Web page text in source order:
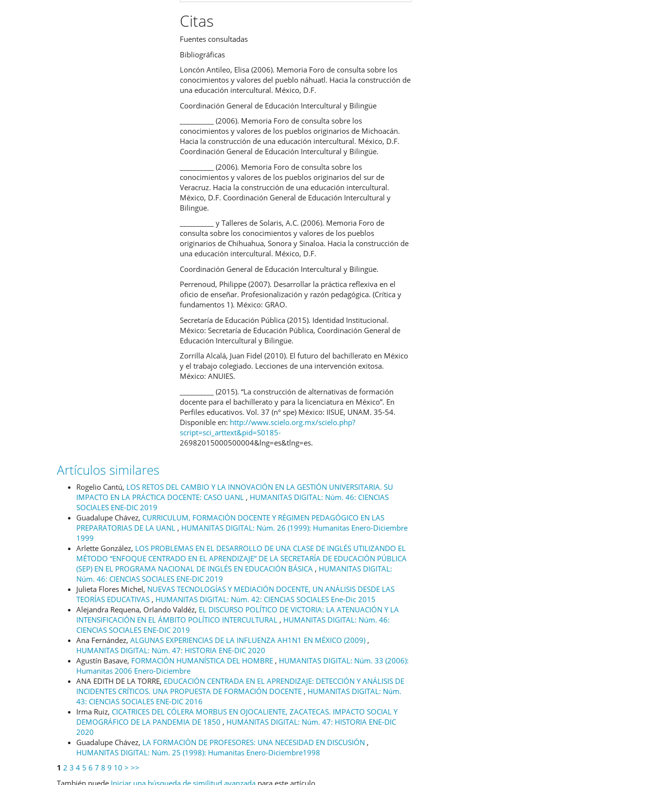
Citas
Fuentes consultadas
Bibliográficas
Loncón Antileo, Elisa (2006). Memoria Foro de consulta sobre los
conocimientos y valores del pueblo náhuatl. Hacia la construcción de
una educación intercultural. México, D.F.
Coordinación General de Educación Intercultural y Bilingüe
__________ (2006). Memoria Foro de consulta sobre los
conocimientos y valores de los pueblos originarios de Michoacán.
Hacia la construcción de una educación intercultural. México, D.F.
Coordinación General de Educación Intercultural y Bilingüe.
__________ (2006). Memoria Foro de consulta sobre los
conocimientos y valores de los pueblos originarios del sur de
Veracruz. Hacia la construcción de una educación intercultural.
México, D.F. Coordinación General de Educación Intercultural y
Bilingüe.
__________ y Talleres de Solaris, A.C. (2006). Memoria Foro de
consulta sobre los conocimientos y valores de los pueblos
originarios de Chihuahua, Sonora y Sinaloa. Hacia la construcción de
una educación intercultural. México, D.F.
Coordinación General de Educación Intercultural y Bilingüe.
Perrenoud, Philippe (2007). Desarrollar la práctica reflexiva en el
oficio de enseñar. Profesionalización y razón pedagógica. (Crítica y
fundamentos 1). México: GRAO.
Secretaría de Educación Pública (2015). Identidad Institucional.
México: Secretaría de Educación Pública, Coordinación General de
Educación Intercultural y Bilingüe.
Zorrilla Alcalá, Juan Fidel (2010). El futuro del bachillerato en México
y el trabajo colegiado. Lecciones de una intervención exitosa.
México: ANUIES.
__________ (2015). “La construcción de alternativas de formación
docente para el bachillerato y para la licenciatura en México”. En
Perfiles educativos. Vol. 37 (n° spe) México: IISUE, UNAM. 35-54.
Disponible en: http://www.scielo.org.mx/scielo.php?
script=sci_arttext&pid=S0185-
26982015000500004&lng=es&tlng=es.
Artículos similares
Rogelio Cantú, LOS RETOS DEL CAMBIO Y LA INNOVACIÓN EN LA GESTIÓN UNIVERSITARIA. SU
IMPACTO EN LA PRÁCTICA DOCENTE: CASO UANL , HUMANITAS DIGITAL: Núm. 46: CIENCIAS
SOCIALES ENE-DIC 2019
Guadalupe Chávez, CURRICULUM, FORMACIÓN DOCENTE Y RÉGIMEN PEDAGÓGICO EN LAS
PREPARATORIAS DE LA UANL , HUMANITAS DIGITAL: Núm. 26 (1999): Humanitas Enero-Diciembre
1999
Arlette González, LOS PROBLEMAS EN EL DESARROLLO DE UNA CLASE DE INGLÉS UTILIZANDO EL
MÉTODO “ENFOQUE CENTRADO EN EL APRENDIZAJE” DE LA SECRETARÍA DE EDUCACIÓN PÚBLICA
(SEP) EN EL PROGRAMA NACIONAL DE INGLÉS EN EDUCACIÓN BÁSICA , HUMANITAS DIGITAL:
Núm. 46: CIENCIAS SOCIALES ENE-DIC 2019
Julieta Flores Michel, NUEVAS TECNOLOGÍAS Y MEDIACIÓN DOCENTE, UN ANÁLISIS DESDE LAS
TEORÍAS EDUCATIVAS , HUMANITAS DIGITAL: Núm. 42: CIENCIAS SOCIALES Ene-Dic 2015
Alejandra Requena, Orlando Valdéz, EL DISCURSO POLÍTICO DE VICTORIA: LA ATENUACIÓN Y LA
INTENSIFICACIÓN EN EL ÁMBITO POLÍTICO INTERCULTURAL , HUMANITAS DIGITAL: Núm. 46:
CIENCIAS SOCIALES ENE-DIC 2019
Ana Fernández, ALGUNAS EXPERIENCIAS DE LA INFLUENZA AH1N1 EN MÉXICO (2009) ,
HUMANITAS DIGITAL: Núm. 47: HISTORIA ENE-DIC 2020
Agustín Basave, FORMACIÓN HUMANÍSTICA DEL HOMBRE , HUMANITAS DIGITAL: Núm. 33 (2006):
Humanitas 2006 Enero-Diciembre
ANA EDITH DE LA TORRE, EDUCACIÓN CENTRADA EN EL APRENDIZAJE: DETECCIÓN Y ANÁLISIS DE
INCIDENTES CRÍTICOS. UNA PROPUESTA DE FORMACIÓN DOCENTE , HUMANITAS DIGITAL: Núm.
43: CIENCIAS SOCIALES ENE-DIC 2016
Irma Ruiz, CICATRICES DEL CÓLERA MORBUS EN OJOCALIENTE, ZACATECAS. IMPACTO SOCIAL Y
DEMOGRÁFICO DE LA PANDEMIA DE 1850 , HUMANITAS DIGITAL: Núm. 47: HISTORIA ENE-DIC
2020
Guadalupe Chávez, LA FORMACIÓN DE PROFESORES: UNA NECESIDAD EN DISCUSIÓN ,
HUMANITAS DIGITAL: Núm. 25 (1998): Humanitas Enero-Diciembre1998
1 2 3 4 5 6 7 8 9 10 > >>
También puede Iniciar una búsqueda de similitud avanzada para este artículo.